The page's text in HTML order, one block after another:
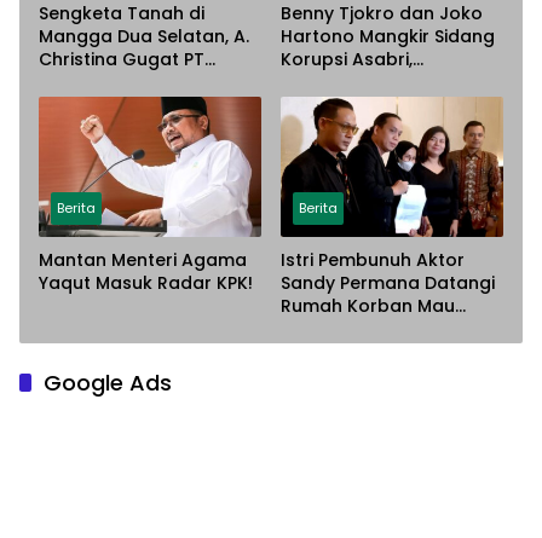
Sengketa Tanah di
Mangga Dua Selatan, A.
Christina Gugat PT
Dugaan Penyerobotan
Lahan
Benny Tjokro dan Joko
Hartono Mangkir Sidang
Korupsi Asabri,
Paksa
Berita
Mantan Menteri Agama
Yaqut Masuk Radar KPK!
Berita
Istri Pembunuh Aktor
Sandy Permana Datangi
Rumah Korban Mau
Google Ads